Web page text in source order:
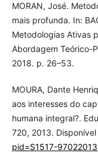
MORAN, José.
mais profunda. In:
Metodologias Ativas
Abordagem Teórico-
2018. p. 26–53.
MOURA, Dante
aos interesses do
humana integral?.
720, 2013. Disponível
pid=S1517-